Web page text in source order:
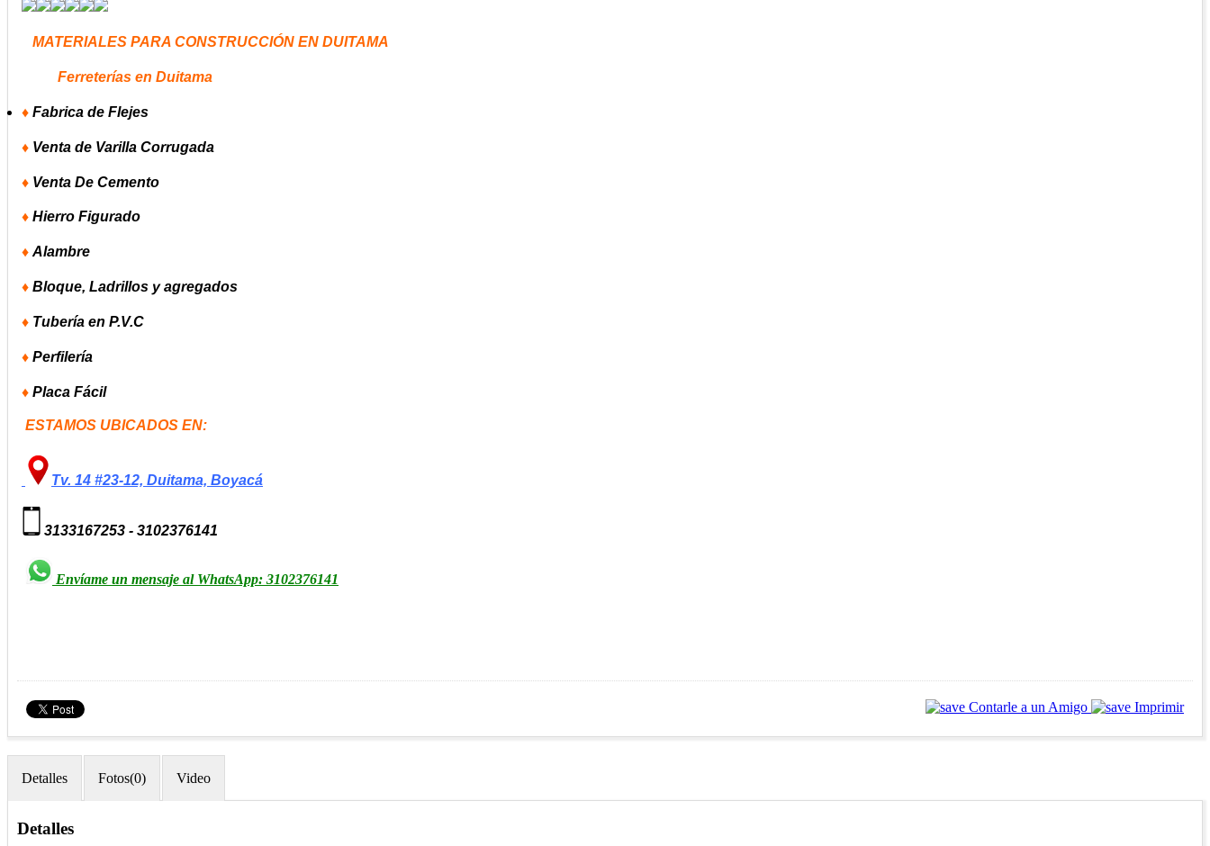
MATERIALES PARA CONSTRUCCIÓN EN DUITAMA
Ferreterías en Duitama
♦ Fabrica de Flejes
♦ Venta de Varilla Corrugada
♦ Venta De Cemento
♦ Hierro Figurado
♦ Alambre
♦ Bloque, Ladrillos y agregados
♦ Tubería en P.V.C
♦ Perfilería
♦ Placa Fácil
ESTAMOS UBICADOS EN:
Tv. 14 #23-12, Duitama, Boyacá
3133167253 - 3102376141
Envíame un mensaje al WhatsApp: 3102376141
Contarle a un Amigo Imprimir
Detalles Fotos(0) Video
Detalles